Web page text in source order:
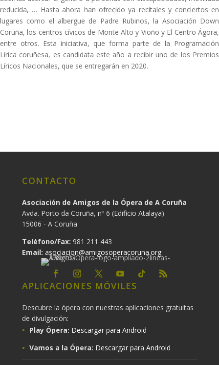
reducida, … Hasta ahora han ofrecido ya recitales y conciertos en
lugares como el albergue de Padre Rubinos, la Asociación Down
Coruña, los centros cívicos de Monte Alto y Vioño y El Centro Ágora,
entre otros. Esta iniciativa, que forma parte de la Programación
Lírica coruñesa, es candidata este año a recibir uno de los Premios
Líricos Nacionales, que se entregarán en 2020.
CONTACTO
Asociación de Amigos de la Ópera de A Coruña
Avda. Porto da Coruña, nº 6 (Edificio Atalaya)
15006 - A Coruña
Teléfono/Fax: 981 211 443
Email: asociacion@amigosoperacoruna.org
APLICACIONES MÓVILES
Descubre la ópera con nuestras aplicaciones gratuitas
de divulgación:
Play Ópera: Descargar para Android
Vamos a la Ópera: Descargar para Android